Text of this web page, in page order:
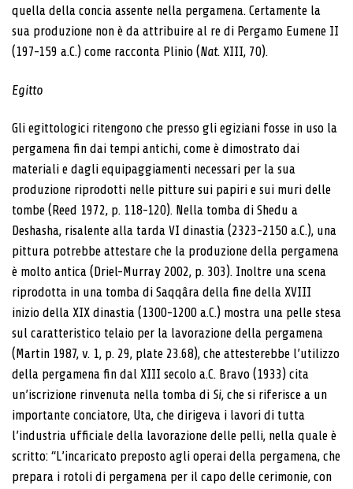
quella della concia assente nella pergamena. Certamente la
sua produzione non è da attribuire al re di Pergamo Eumene II
(197-159 a.C.) come racconta Plinio (Nat. XIII, 70).
Egitto
Gli egittologici ritengono che presso gli egiziani fosse in uso la
pergamena fin dai tempi antichi, come è dimostrato dai
materiali e dagli equipaggiamenti necessari per la sua
produzione riprodotti nelle pitture sui papiri e sui muri delle
tombe (Reed 1972, p. 118-120). Nella tomba di Shedu a
Deshasha, risalente alla tarda VI dinastia (2323-2150 a.C.), una
pittura potrebbe attestare che la produzione della pergamena
è molto antica (Driel-Murray 2002, p. 303). Inoltre una scena
riprodotta in una tomba di Saqqâra della fine della XVIII
inizio della XIX dinastia (1300-1200 a.C.) mostra una pelle stesa
sul caratteristico telaio per la lavorazione della pergamena
(Martin 1987, v. 1, p. 29, plate 23.68), che attesterebbe l’utilizzo
della pergamena fin dal XIII secolo a.C. Bravo (1933) cita
un’iscrizione rinvenuta nella tomba di Si, che si riferisce a un
importante conciatore, Uta, che dirigeva i lavori di tutta
l’industria ufficiale della lavorazione delle pelli, nella quale è
scritto: “L’incaricato preposto agli operai della pergamena, che
prepara i rotoli di pergamena per il capo delle cerimonie, con